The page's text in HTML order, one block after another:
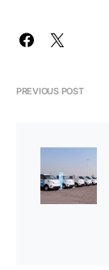
PREVIOUS POST